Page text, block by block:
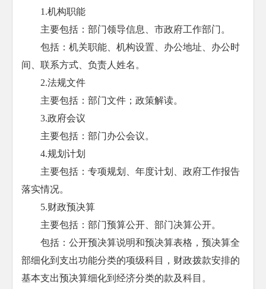
1.机构职能
主要包括：部门领导信息、市政府工作部门。
包括：机关职能、机构设置、办公地址、办公时
间、联系方式、负责人姓名。
2.法规文件
主要包括：部门文件；政策解读。
3.政府会议
主要包括：部门办公会议。
4.规划计划
主要包括：专项规划、年度计划、政府工作报告
落实情况。
5.财政预决算
主要包括：部门预算公开、部门决算公开。
包括：公开预决算说明和预决算表格，预决算全
部细化到支出功能分类的项级科目，财政拨款安排的
基本支出预决算细化到经济分类的款及科目。